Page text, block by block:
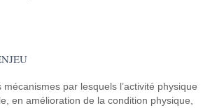
mécanismes par lesquels l’activité physique
en amélioration de la condition physique,